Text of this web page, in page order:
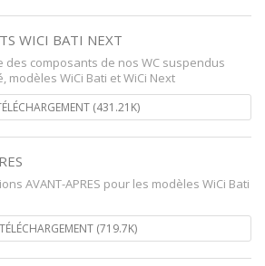
WICI BATI NEXT
des composants de nos WC suspendus
modèles WiCi Bati et WiCi Next
(431.21K)
AVANT-APRES pour les modèles WiCi Bati
(719.7K)